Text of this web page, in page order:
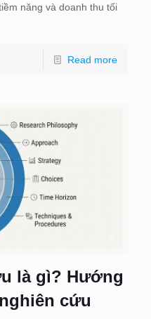
năng và doanh thu tối
Read more
là gì? Hướng
cứu